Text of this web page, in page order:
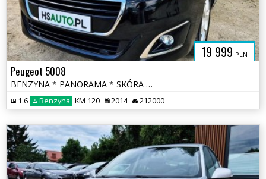
19 999 PLN
Peugeot 5008
BENZYNA * PANORAMA * SKÓRA * lift * nawigacja * super * okazja
1.6 Benzyna KM 120 2014 212000